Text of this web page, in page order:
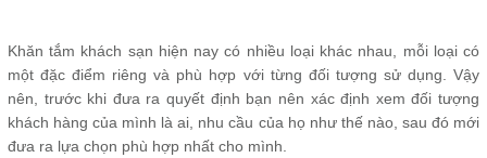
Khăn tắm khách sạn hiện nay có nhiều loại khác nhau, mỗi loại có
một đặc điểm riêng và phù hợp với từng đối tượng sử dụng. Vậy
nên, trước khi đưa ra quyết định bạn nên xác định xem đối tượng
khách hàng của mình là ai, nhu cầu của họ như thế nào, sau đó mới
đưa ra lựa chọn phù hợp nhất cho mình.